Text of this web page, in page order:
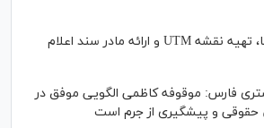
جزئیات ثبت ادعا، تهیه نقشه UTM و ارائه مادر سند اعلام
فارس: موقوفه کاظمی الگویی موفق در
و پیشگیری از جرم است